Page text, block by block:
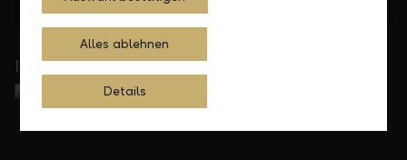
Feedback
In Ihrer Nähe
Alles ablehnen
Details